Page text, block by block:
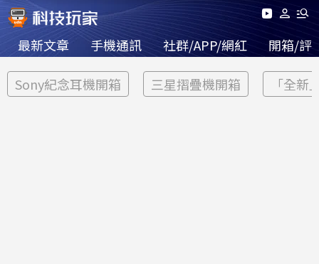
最新文章 手機通訊 社群/APP/網紅 開箱/評
Sony紀念耳機開箱 三星摺疊機開箱 「全新